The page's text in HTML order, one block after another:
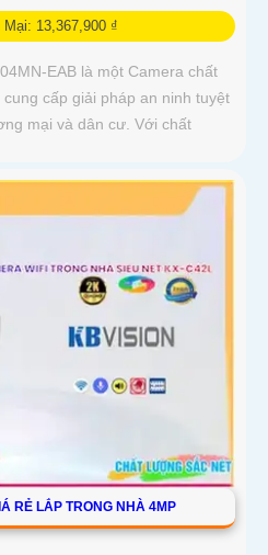
13,367,900 ₫
EAB là một Camera chất
cấp giải pháp an ninh tuyệt
mại và dân cư. Với chất
RẺ LẮP TRONG NHÀ 4MP